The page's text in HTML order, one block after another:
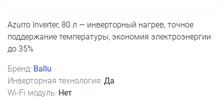
Azurro Inverter, 80 л — инверторный нагрев, точное
поддержание температуры, экономия электроэнергии
до 35%
Бренд: Ballu
Инверторная технология: Да
Wi-Fi модуль: Нет